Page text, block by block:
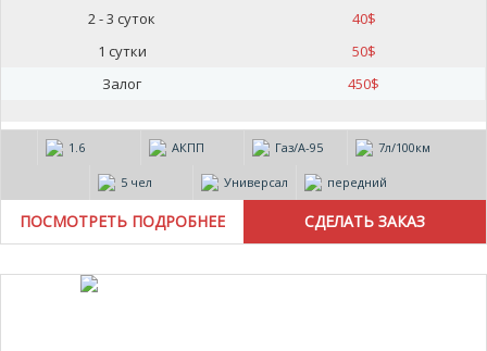
2 - 3 суток
40$
1 сутки
50$
Залог
450$
1.6 АКПП Газ/А-95 7л/100км
5 чел Универсал передний
ПОСМОТРЕТЬ ПОДРОБНЕЕ